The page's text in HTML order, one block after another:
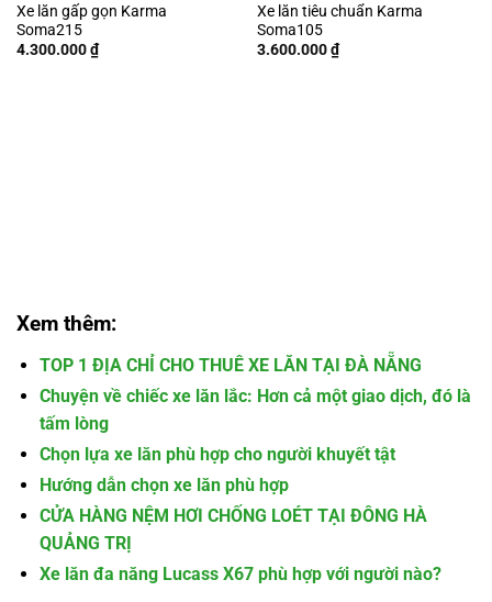
Xe lăn gấp gọn Karma
Soma215
4.300.000₫
Xe lăn tiêu chuẩn Karma
Soma105
3.600.000₫
Xem thêm:
TOP 1 ĐỊA CHỈ CHO THUÊ XE LĂN TẠI ĐÀ NẴNG
Chuyện về chiếc xe lăn lắc: Hơn cả một giao dịch, đó là
tấm lòng
Chọn lựa xe lăn phù hợp cho người khuyết tật
Hướng dẫn chọn xe lăn phù hợp
CỬA HÀNG NỆM HƠI CHỐNG LOÉT TẠI ĐÔNG HÀ
QUẢNG TRỊ
Xe lăn đa năng Lucass X67 phù hợp với người nào?